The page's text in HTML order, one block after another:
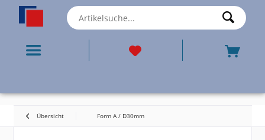
Übersicht Form A / D30mm